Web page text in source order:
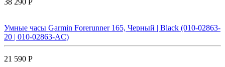
38 290 Р
Умные часы Garmin Forerunner 165, Черный | Black (010-02863-
20 | 010-02863-AC)
21 590 Р